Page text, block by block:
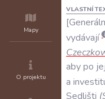
Mapy
O projektu
VLASTNÍ
vydávají
abypo
a
Sedlišti (